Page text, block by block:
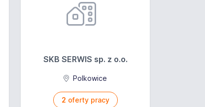
SKB SERWIS sp. z o.o.
Polkowice
2 oferty pracy